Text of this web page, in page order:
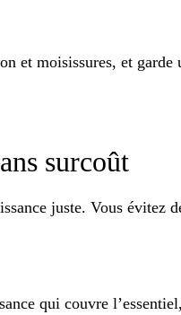
et moisissures, et
surcoût
juste. Vous évitez
qui couvre